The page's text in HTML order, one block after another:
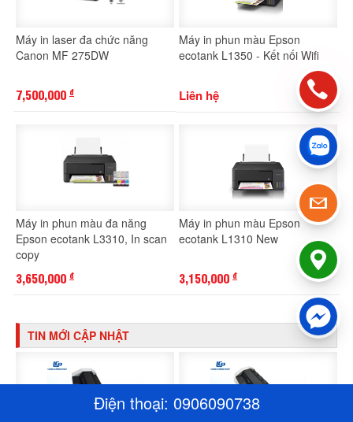
Điện thoại: 0906090738
Máy in laser đa chức năng
Canon MF 275DW
7,500,000 đ
Máy in phun màu Epson
ecotank L1350 - Kết nối Wifi
Liên hệ
Máy in phun màu đa năng
Epson ecotank L3310, In scan
copy
3,650,000 đ
Máy in phun màu Epson
ecotank L1310 New
3,150,000 đ
TIN MỚI CẬP NHẬT